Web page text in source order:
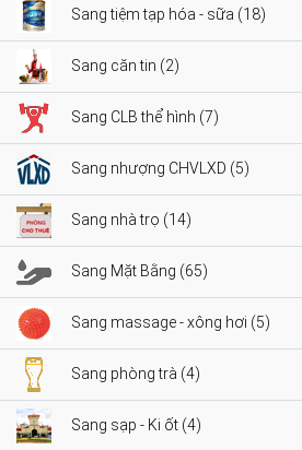
Sang tiệm tạp hóa - sữa (18)
Sang căn tin (2)
Sang CLB thể hình (7)
Sang nhượng CHVLXD (5)
Sang nhà trọ (14)
Sang Mặt Bằng (65)
Sang massage - xông hơi (5)
Sang phòng trà (4)
Sang sạp - Ki ốt (4)